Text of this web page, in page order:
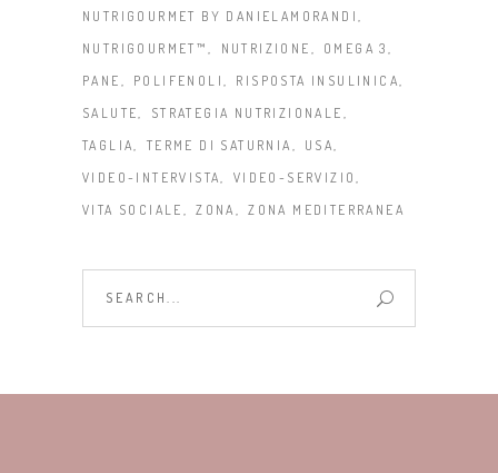
NUTRIGOURMET BY DANIELAMORANDI
NUTRIGOURMET™
NUTRIZIONE
OMEGA 3
PANE
POLIFENOLI
RISPOSTA INSULINICA
SALUTE
STRATEGIA NUTRIZIONALE
TAGLIA
TERME DI SATURNIA
USA
VIDEO-INTERVISTA
VIDEO-SERVIZIO
VITA SOCIALE
ZONA ZONA MEDITERRANEA